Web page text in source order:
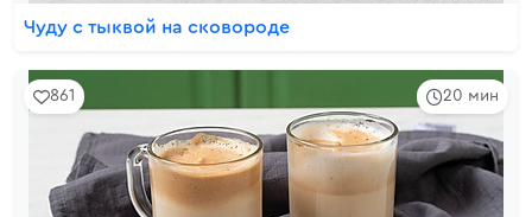
Чуду с тыквой на сковороде
20 мин
861